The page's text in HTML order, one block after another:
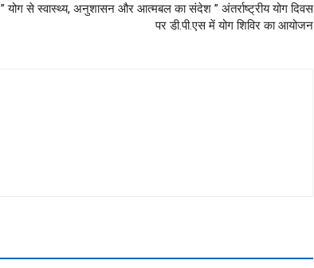
” योग से स्वास्थ्य, अनुशासन और आत्मबल का संदेश ” अंतर्राष्ट्रीय योग दिवस
पर डी.पी.एस में योग शिविर का आयोजन